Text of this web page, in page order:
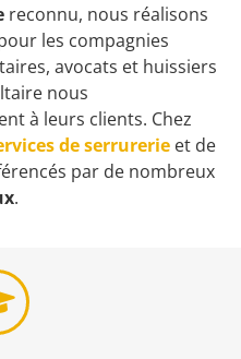
reconnu, nous réalisons
les compagnies
avocats et huissiers
nous
à leurs clients. Chez
de serrurerie et de
par de nombreux
.